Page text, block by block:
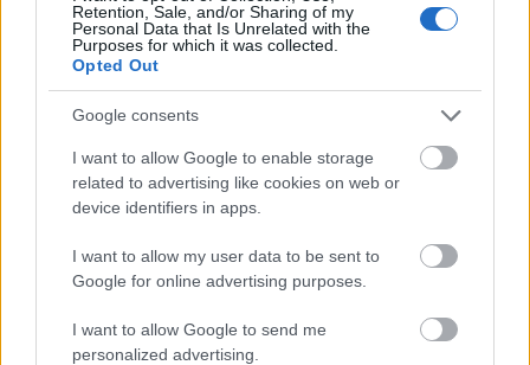
Retention, Sale, and/or Sharing of my
Personal Data that Is Unrelated with the
Purposes for which it was collected.
Opted Out
Google consents
I want to allow Google to enable storage
related to advertising like cookies on web or
device identifiers in apps.
I want to allow my user data to be sent to
Google for online advertising purposes.
I want to allow Google to send me
personalized advertising.
Τα λιωμένα καλώδια της μεγάλης καταστροφής,
έτσι ξεκίνησε η φωτιά σε Αττική και Βοιωτία
21:12 Σημαντική ενίσχυση για τον Αίαντα ΑΣΑΑ
Κοριτσάκι τριών χρονών παγιδεύτηκε σε παιδική
κουζίνα στις ΗΠΑ και πέθανε
Με τα αδέλφια Ανδρέα και Κωνσταντίνο
Μπιτσάκο η Εθνική ανδρών στους Μεσογειακούς
Πέταξε στα σκουπίδια δελτίο που κέρδιζε ένα
εκατομμύριο στο ΛΟΤΤΟ, αλλά έψαξε και το
βρήκε!